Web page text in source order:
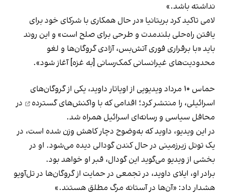
نداشته باشد.»
لامی تاکید کرد بریتانیا «در حال همکاری با شرکای خود برای
یافتن راه‌حلی بلندمدت و طرحی برای صلح است» و این روند
باید «با برقراری فوری آتش‌بس، آزادی گروگان‌ها و لغو
محدودیت‌های غیرانسانی کمک‌رسانی [به غزه] آغاز شود».
حماس ۱۰ مرداد ویدیویی از اویاتار داوید، یکی از گروگان‌های
اسرائیلی، را منتشر کرد؛ اقدامی که با واکنش‌های گسترده
در
محافل سیاسی و رسانه‌ای اسرائیل همراه شد.
در این ویدیو، داوید که به‌وضوح دچار کاهش وزن شده است، در
یک تونل زیرزمینی در حال کندن گودالی دیده می‌شود. او در
بخشی از ویدیو می‌گوید این گودال، قبر او خواهد بود.
برادر او، ایلای داوید، در تجمعی در حمایت از گروگان‌ها در تل‌آویو
هشدار داد: «آن‌ها در آستانه مرگ مطلق هستند.»